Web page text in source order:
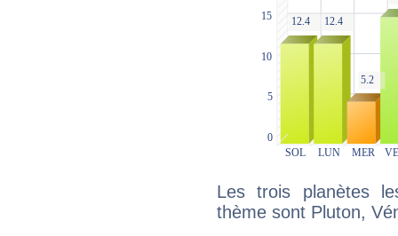
Les trois planètes
thème sont Pluton,